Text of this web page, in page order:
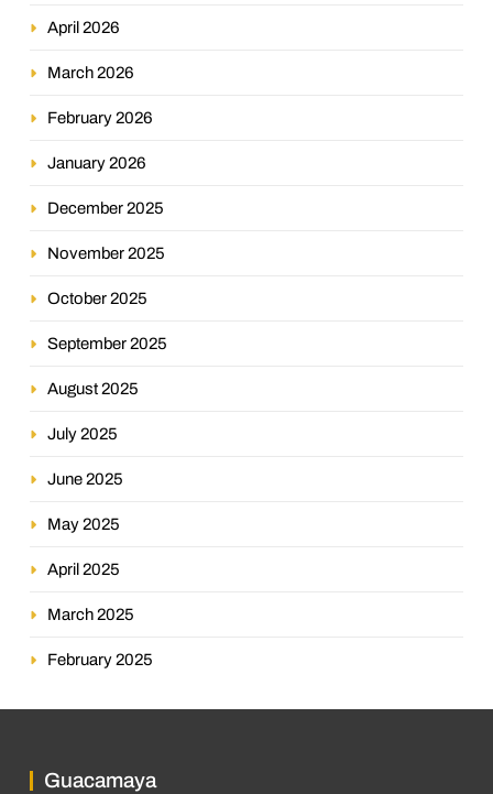
April 2026
March 2026
February 2026
January 2026
December 2025
November 2025
October 2025
September 2025
August 2025
July 2025
June 2025
May 2025
April 2025
March 2025
February 2025
Guacamaya